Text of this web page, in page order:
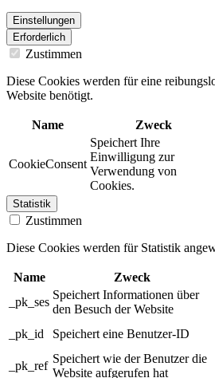
Einstellungen
Erforderlich
Zustimmen
Diese Cookies werden für eine
Website benötigt.
Name Zweck
CookieConsent
Speichert Ihre
Einwilligung zur
Verwendung von
Cookies.
Statistik
Zustimmen
Diese Cookies werden für Statistik
Name Zweck
_pk_ses
Speichert Informationen über
den Besuch der Website
_pk_id Speichert eine Benutzer-ID
_pk_ref
Speichert wie der Benutzer die
Website aufgerufen hat